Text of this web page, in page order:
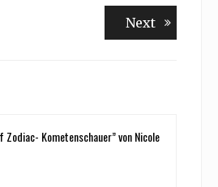
NextNext
Zodiac- Kometenschauer” von Nicole